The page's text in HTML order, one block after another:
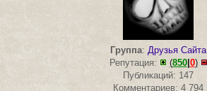
Группа: Друзья Сайта
Репутация:
(850|0)
Публикаций: 147
Комментариев: 4 794